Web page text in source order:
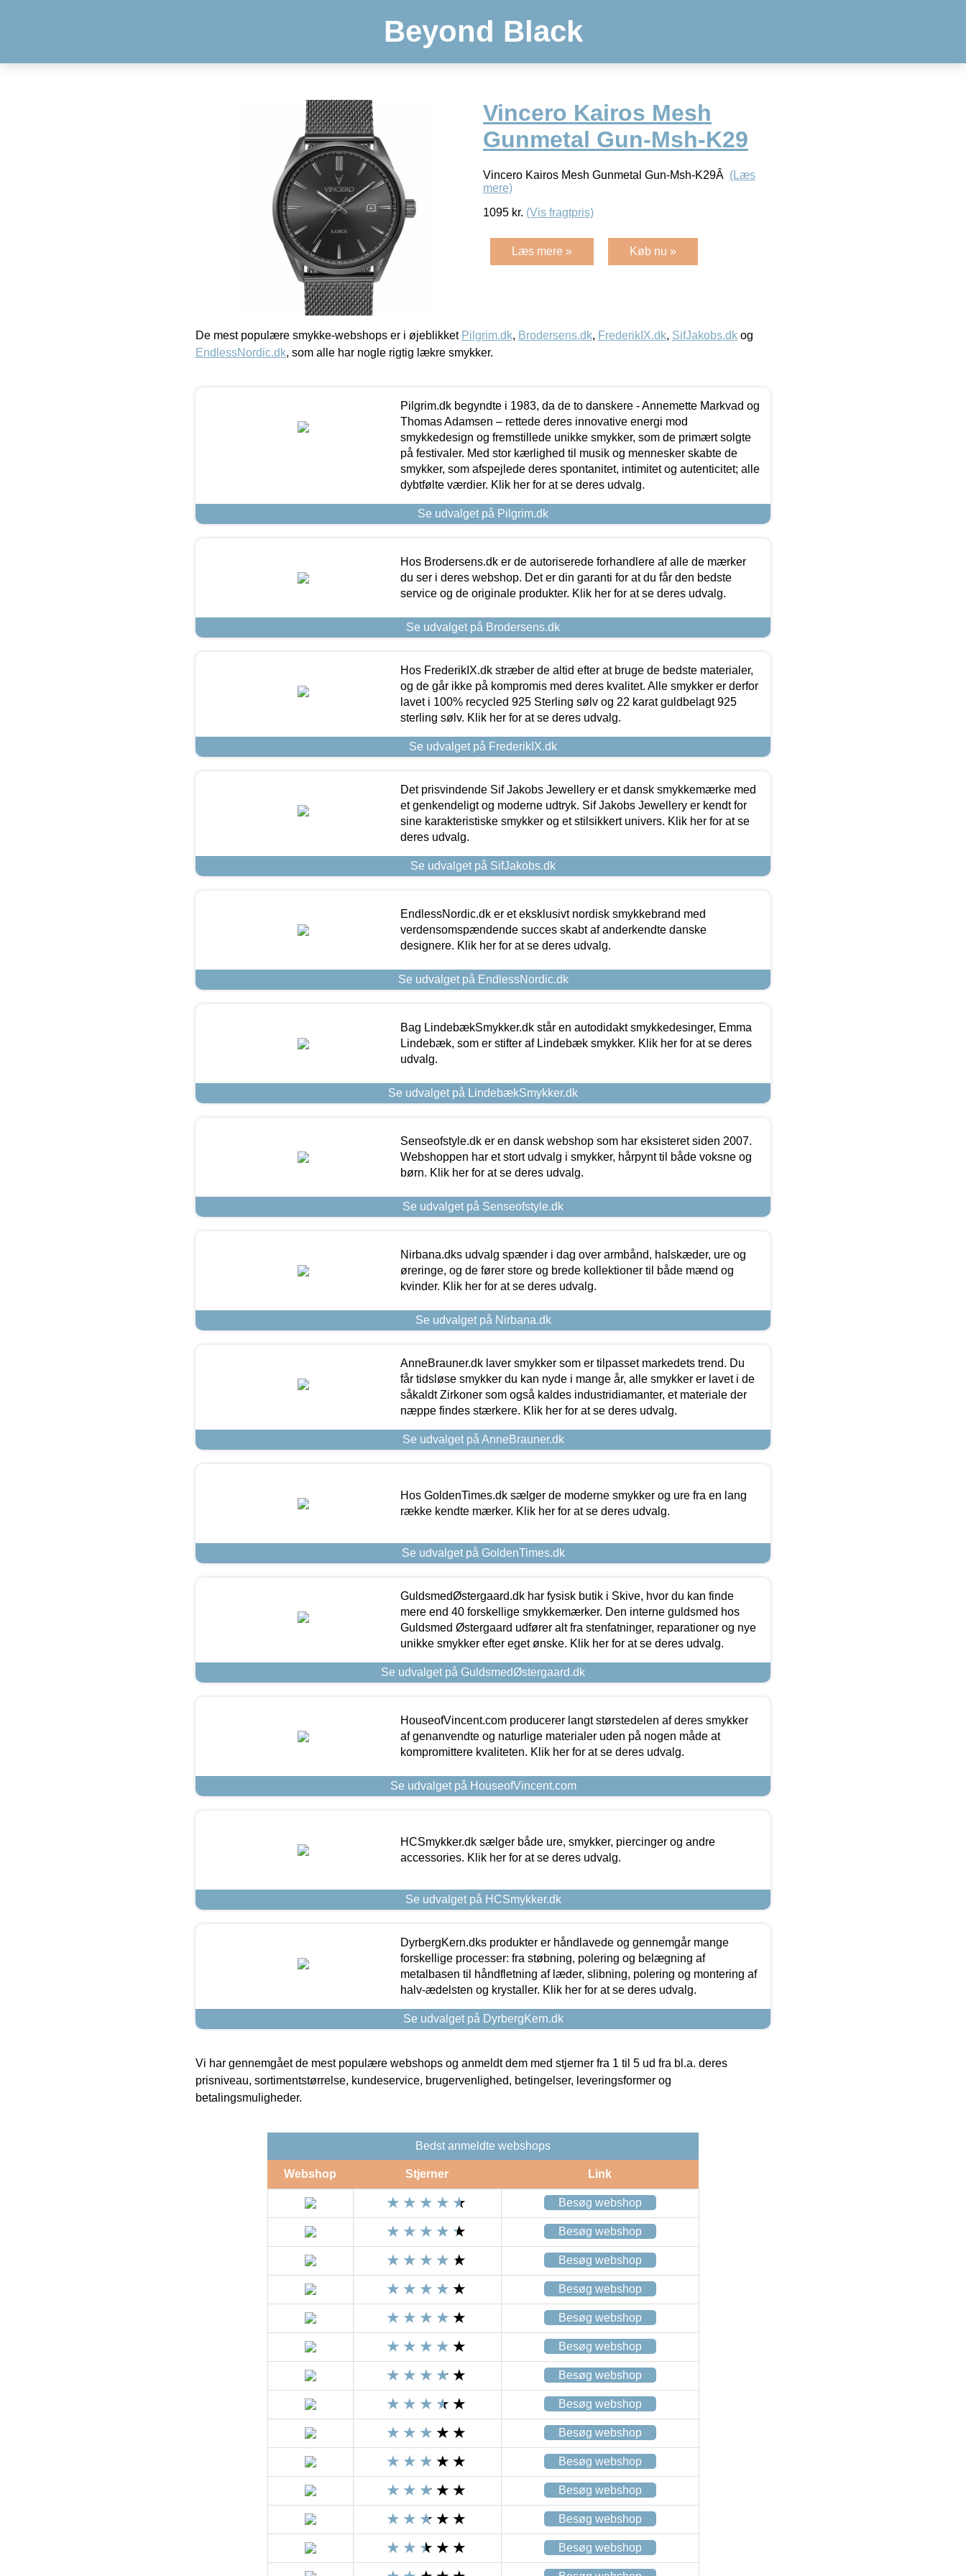
Beyond Black
Vincero Kairos Mesh
Gunmetal Gun-Msh-K29
Vincero Kairos Mesh Gunmetal Gun-Msh-K29Â (Læs
mere)
1095 kr. (Vis fragtpris)
Læs mere » Køb nu »
De mest populære smykke-webshops er i øjeblikket Pilgrim.dk, Brodersens.dk, FrederikIX.dk, SifJakobs.dk og
EndlessNordic.dk, som alle har nogle rigtig lækre smykker.
Pilgrim.dk begyndte i 1983, da de to danskere - Annemette Markvad og
Thomas Adamsen – rettede deres innovative energi mod
smykkedesign og fremstillede unikke smykker, som de primært solgte
på festivaler. Med stor kærlighed til musik og mennesker skabte de
smykker, som afspejlede deres spontanitet, intimitet og autenticitet; alle
dybtfølte værdier. Klik her for at se deres udvalg.
Se udvalget på Pilgrim.dk
Hos Brodersens.dk er de autoriserede forhandlere af alle de mærker
du ser i deres webshop. Det er din garanti for at du får den bedste
service og de originale produkter. Klik her for at se deres udvalg.
Se udvalget på Brodersens.dk
Hos FrederikIX.dk stræber de altid efter at bruge de bedste materialer,
og de går ikke på kompromis med deres kvalitet. Alle smykker er derfor
lavet i 100% recycled 925 Sterling sølv og 22 karat guldbelagt 925
sterling sølv. Klik her for at se deres udvalg.
Se udvalget på FrederikIX.dk
Det prisvindende Sif Jakobs Jewellery er et dansk smykkemærke med
et genkendeligt og moderne udtryk. Sif Jakobs Jewellery er kendt for
sine karakteristiske smykker og et stilsikkert univers. Klik her for at se
deres udvalg.
Se udvalget på SifJakobs.dk
EndlessNordic.dk er et eksklusivt nordisk smykkebrand med
verdensomspændende succes skabt af anderkendte danske
designere. Klik her for at se deres udvalg.
Se udvalget på EndlessNordic.dk
Bag LindebækSmykker.dk står en autodidakt smykkedesinger, Emma
Lindebæk, som er stifter af Lindebæk smykker. Klik her for at se deres
udvalg.
Se udvalget på LindebækSmykker.dk
Senseofstyle.dk er en dansk webshop som har eksisteret siden 2007.
Webshoppen har et stort udvalg i smykker, hårpynt til både voksne og
børn. Klik her for at se deres udvalg.
Se udvalget på Senseofstyle.dk
Nirbana.dks udvalg spænder i dag over armbånd, halskæder, ure og
øreringe, og de fører store og brede kollektioner til både mænd og
kvinder. Klik her for at se deres udvalg.
Se udvalget på Nirbana.dk
AnneBrauner.dk laver smykker som er tilpasset markedets trend. Du
får tidsløse smykker du kan nyde i mange år, alle smykker er lavet i de
såkaldt Zirkoner som også kaldes industridiamanter, et materiale der
næppe findes stærkere. Klik her for at se deres udvalg.
Se udvalget på AnneBrauner.dk
Hos GoldenTimes.dk sælger de moderne smykker og ure fra en lang
række kendte mærker. Klik her for at se deres udvalg.
Se udvalget på GoldenTimes.dk
GuldsmedØstergaard.dk har fysisk butik i Skive, hvor du kan finde
mere end 40 forskellige smykkemærker. Den interne guldsmed hos
Guldsmed Østergaard udfører alt fra stenfatninger, reparationer og nye
unikke smykker efter eget ønske. Klik her for at se deres udvalg.
Se udvalget på GuldsmedØstergaard.dk
HouseofVincent.com producerer langt størstedelen af deres smykker
af genanvendte og naturlige materialer uden på nogen måde at
kompromittere kvaliteten. Klik her for at se deres udvalg.
Se udvalget på HouseofVincent.com
HCSmykker.dk sælger både ure, smykker, piercinger og andre
accessories. Klik her for at se deres udvalg.
Se udvalget på HCSmykker.dk
DyrbergKern.dks produkter er håndlavede og gennemgår mange
forskellige processer: fra støbning, polering og belægning af
metalbasen til håndfletning af læder, slibning, polering og montering af
halv-ædelsten og krystaller. Klik her for at se deres udvalg.
Se udvalget på DyrbergKern.dk
Vi har gennemgået de mest populære webshops og anmeldt dem med stjerner fra 1 til 5 ud fra bl.a. deres
prisniveau, sortimentstørrelse, kundeservice, brugervenlighed, betingelser, leveringsformer og
betalingsmuligheder.
Bedst anmeldte webshops
Webshop Stjerner Link
Besøg webshop
Besøg webshop
Besøg webshop
Besøg webshop
Besøg webshop
Besøg webshop
Besøg webshop
Besøg webshop
Besøg webshop
Besøg webshop
Besøg webshop
Besøg webshop
Besøg webshop